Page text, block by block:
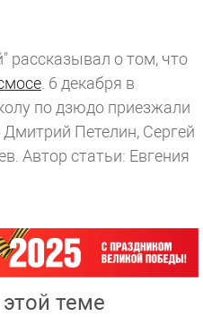
рассказывал о том, что
. 6 декабря в
по дзюдо приезжали
Петелин, Сергей
Автор статьи: Евгения
теме